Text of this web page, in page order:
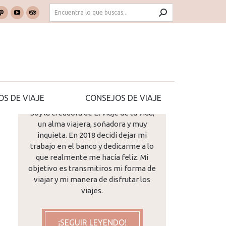
Pinterest
window
YouTube
window
TripAdvisor
window
DE VIAJE CONSEJOS DE VIAJE
¡Hola! Me llamo Mª José...
Soy la creadora de El viaje de tu vida,
un alma viajera, soñadora y muy
inquieta. En 2018 decidí dejar mi
trabajo en el banco y dedicarme a lo
que realmente me hacía feliz. Mi
objetivo es transmitiros mi forma de
viajar y mi manera de disfrutar los
viajes.
¡SEGUIR LEYENDO!